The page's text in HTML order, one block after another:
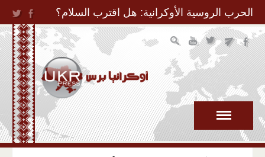
Jump to Navigation
الحرب الروسية الأوكرانية: هل اقترب السلام؟